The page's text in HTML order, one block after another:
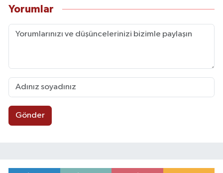
Yorumlar
Gönder